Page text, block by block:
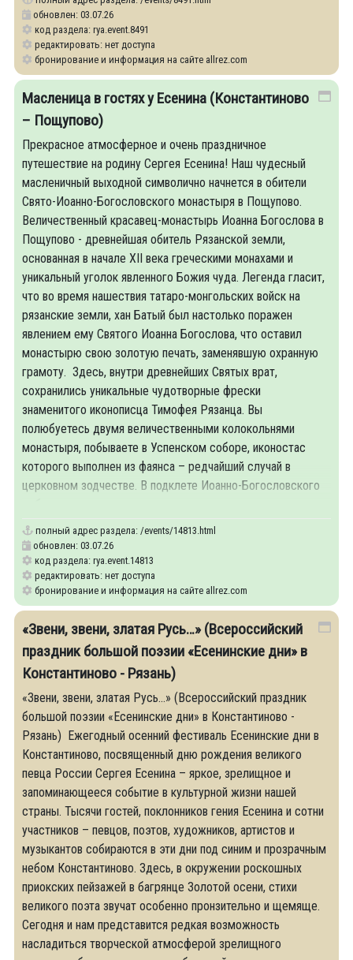
обновлен: 03.07.26
код раздела: rya.event.8491
редактировать: нет доступа
бронирование и информация на сайте allrez.com
Масленица в гостях у Есенина (Константиново
– Пощупово)
Прекрасное атмосферное и очень праздничное
путешествие на родину Сергея Есенина! Наш чудесный
масленичный выходной символично начнется в обители
Свято-Иоанно-Богословского монастыря в Пощупово.
Величественный красавец-монастырь Иоанна Богослова в
Пощупово - древнейшая обитель Рязанской земли,
основанная в начале XII века греческими монахами и
уникальный уголок явленного Божия чуда. Легенда гласит,
что во время нашествия татаро-монгольских войск на
рязанские земли, хан Батый был настолько поражен
явлением ему Святого Иоанна Богослова, что оставил
монастырю свою золотую печать, заменявшую охранную
грамоту. Здесь, внутри древнейших Святых врат,
сохранились уникальные чудотворные фрески
знаменитого иконописца Тимофея Рязанца. Вы
полюбуетесь двумя величественными колокольнями
монастыря, побываете в Успенском соборе, иконостас
которого выполнен из фаянса – редчайший случай в
церковном зодчестве. В подклете Иоанно-Богословского
полный адрес раздела: /events/14813.html
обновлен: 03.07.26
код раздела: rya.event.14813
редактировать: нет доступа
бронирование и информация на сайте allrez.com
«Звени, звени, златая Русь…» (Всероссийский
праздник большой поэзии «Есенинские дни» в
Константиново - Рязань)
«Звени, звени, златая Русь…» (Всероссийский праздник
большой поэзии «Есенинские дни» в Константиново -
Рязань) Ежегодный осенний фестиваль Есенинские дни в
Константиново, посвященный дню рождения великого
певца России Сергея Есенина – яркое, зрелищное и
запоминающееся событие в культурной жизни нашей
страны. Тысячи гостей, поклонников гения Есенина и сотни
участников – певцов, поэтов, художников, артистов и
музыкантов собираются в эти дни под синим и прозрачным
небом Константиново. Здесь, в окружении роскошных
приокских пейзажей в багрянце Золотой осени, стихи
великого поэта звучат особенно пронзительно и щемяще.
Сегодня и нам представится редкая возможность
насладиться творческой атмосферой зрелищного